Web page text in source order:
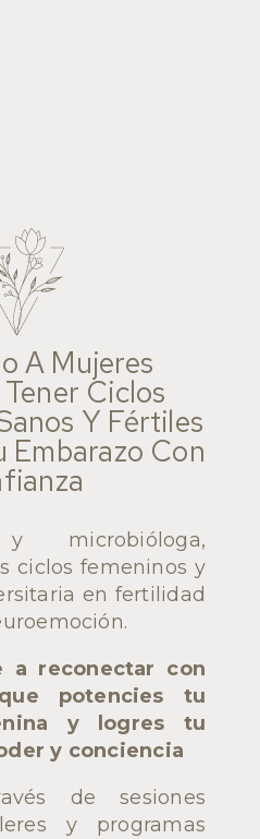
A Mujeres
Ciclos
Y Fértiles
Embarazo Con
y microbióloga,
ciclos femeninos y
en fertilidad
a reconectar con
potencies tu
y logres tu
y conciencia
de sesiones
y programas